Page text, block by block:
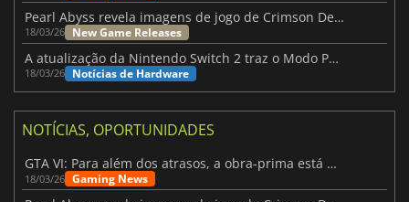
Pearl Abyss revela imagens de jogo de Crimson Desert para a PS5
18/03/26 New Game Releases
A atualização da Nintendo Switch 2 traz o Modo Portátil aos jogos mais antigos da Switch
18/03/26 Notícias de Hardware
NOTÍCIAS, OPORTUNIDADES
GTA VI: Para além dos atrasos, a obra-prima está quase a chegar
18/03/26 Gaming News